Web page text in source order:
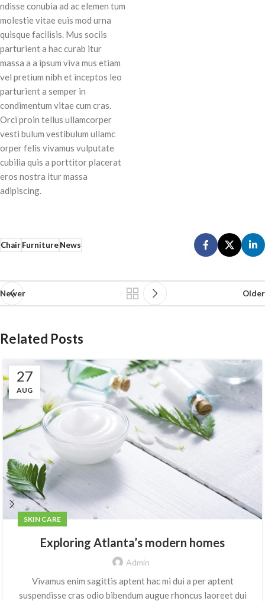
ndisse conubia ad ac elemen tum
molestie vitae euis mod urna
quisque facilisis. Mus sociis
parturient a hac curab itur
massa a a ipsum viva mus etiam
vel pretium nibh et inceptos leo
parturient a semper in
condimentum vitae cum cras.
Orci proin tellus ullamcorper
vesti bulum vestibulum ullamc
orper felis vivamus vulputate
cubilia quis a porttitor placerat
eros nostra itur massa
adipiscing.
ChairFurnitureNews
Newer Older
Related Posts
27
AUG
SKIN CARE
Exploring Atlanta’s modern homes
Admin
Vivamus enim sagittis aptent hac mi dui a per aptent
suspendisse cras odio bibendum augue rhoncus laoreet dui